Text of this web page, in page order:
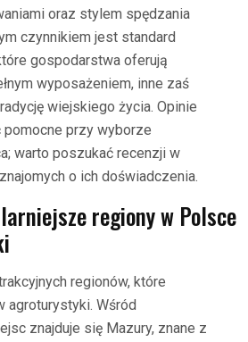
oraz stylem spędzania
czynnikiem jest standard
gospodarstwa oferują
wyposażeniem, inne zaś
wiejskiego życia. Opinie
pomocne przy wyborze
warto poszukać recenzji w
o ich doświadczenia.
regiony w Polsce
regionów, które
agroturystyki. Wśród
znajduje się Mazury, znane z